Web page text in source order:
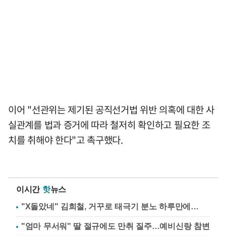
이어 "선관위는 제기된 공직선거법 위반 의혹에 대한 사
실관계를 법과 증거에 따라 철저히 확인하고 필요한 조
치를 취해야 한다"고 촉구했다.
이시간 핫뉴스
"X돌았네" 김희철, 거꾸로 태극기 분노 하루만에…
"엄마 무서워" 딸 절규에도 만취 질주…예비신랑 참변